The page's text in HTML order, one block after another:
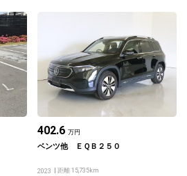
402.6 万円
ベンツ他 ＥＱＢ２５０
2023 距離 15,735km